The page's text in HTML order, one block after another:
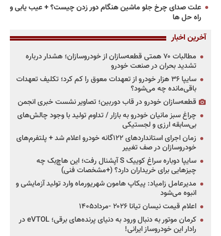
علت صدای چرخ جلو ماشین هنگام دور زدن چیست؟ + عیب یابی و
راه حل ها
آخرین اخبار
مطالبات ۷۰ همتی قطعه‌سازان از خودروسازان؛ هشدار درباره
تشدید بحران در صنعت خودرو
سایپا ۳۶ هزار خودرو از تعهدات معوق را کم کرد؛ تکلیف تعهدات
باقی‌مانده چه می‌شود؟
قطعه‌سازان خودرو در قاب دوربین؛ تصاویر نشست خبری انجمن
چراغ سبز مانیان خودرو به بازار / تداوم تولید با وجود چالش‌های
بی‌سابقه ارزی و لجستیکی
زمان اجرای استانداردهای ۱۲۲گانه خودرو اعلام شد + پلتفرم‌های
خودروسازان در صف تغییر
سایپا دوباره سراغ کوییک S آپشنال رفت؛ این هاچ‌بک چه
چیزهایی برای خریداران دارد؟ (+مشخصات فنی)
مدیرعامل زامیاد: پیکاپ هامون شهریورماه وارد تولید آزمایشی و
انبوه می‌شود
اعلام قیمت نیسان تیانا ۲۰۲۶ -مرداد۱۴۰۵
کرمان موتور به دنبال ورود به دنیای پرنده‌های برقی؛ eVTOL در
رادار این خودروساز ایرانی!